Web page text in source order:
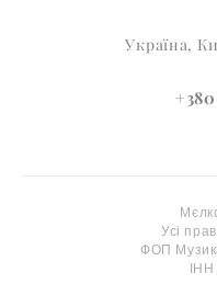
Україна,
Усі
ФОП